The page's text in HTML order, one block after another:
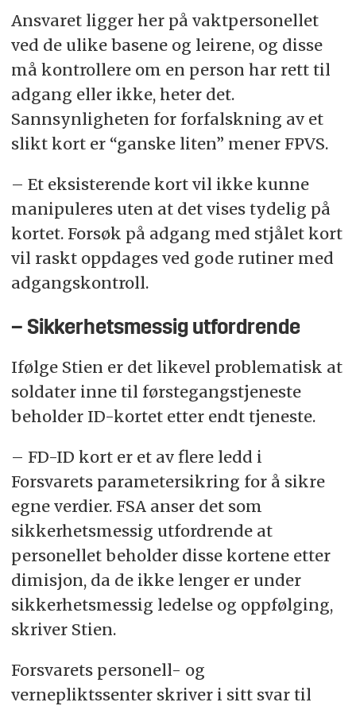
Ansvaret ligger her på vaktpersonellet
ved de ulike basene og leirene, og disse
må kontrollere om en person har rett til
adgang eller ikke, heter det.
Sannsynligheten for forfalskning av et
slikt kort er “ganske liten” mener FPVS.
– Et eksisterende kort vil ikke kunne
manipuleres uten at det vises tydelig på
kortet. Forsøk på adgang med stjålet kort
vil raskt oppdages ved gode rutiner med
adgangskontroll.
– Sikkerhetsmessig utfordrende
Ifølge Stien er det likevel problematisk at
soldater inne til førstegangstjeneste
beholder ID-kortet etter endt tjeneste.
– FD-ID kort er et av flere ledd i
Forsvarets parametersikring for å sikre
egne verdier. FSA anser det som
sikkerhetsmessig utfordrende at
personellet beholder disse kortene etter
dimisjon, da de ikke lenger er under
sikkerhetsmessig ledelse og oppfølging,
skriver Stien.
Forsvarets personell- og
vernepliktssenter skriver i sitt svar til